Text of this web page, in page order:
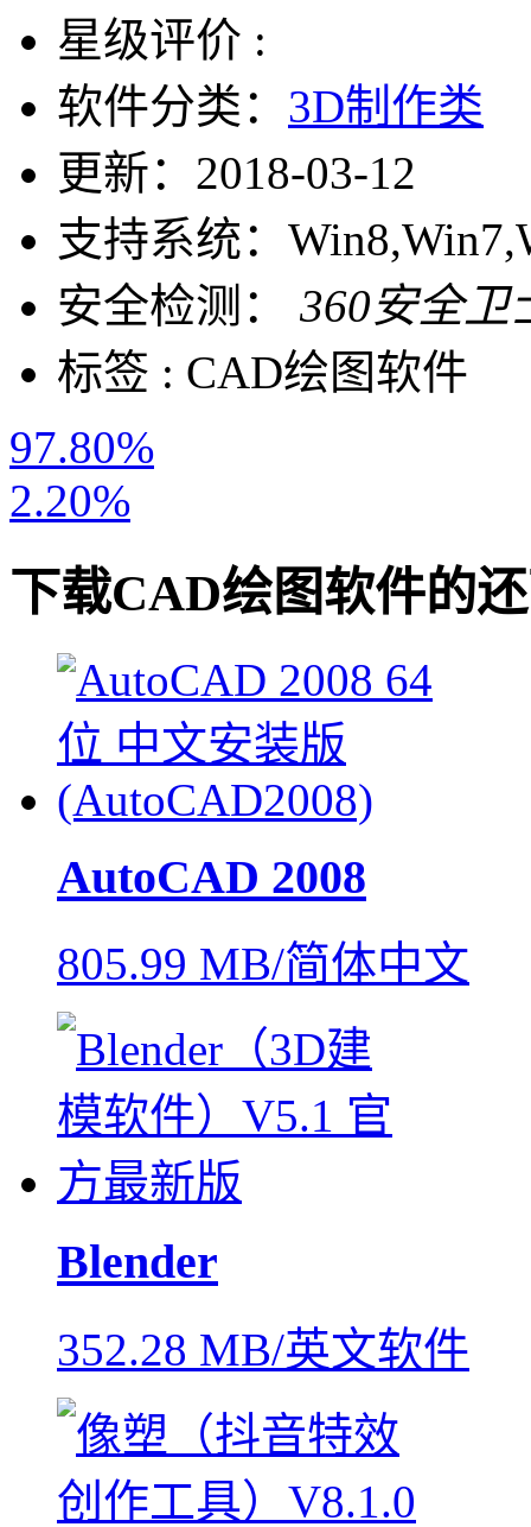
星级评价 :
软件分类： 3D制作类
更新： 2018-03-12
支持系统：
安全检测：
360安全卫
标签 : CAD绘图软件
97.80%
2.20%
下载CAD绘图软件的
AutoCAD 2008
805.99 MB/简体中文
Blender
352.28 MB/英文软件